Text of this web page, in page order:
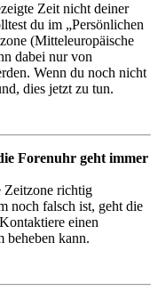
Zeit nicht deiner
du im „Persönlichen
(Mitteleuropäische
dabei nur von
Wenn du noch nicht
dies jetzt zu tun.
Forenuhr geht immer
Zeitzone richtig
noch falsch ist, geht die
einen
beheben kann.